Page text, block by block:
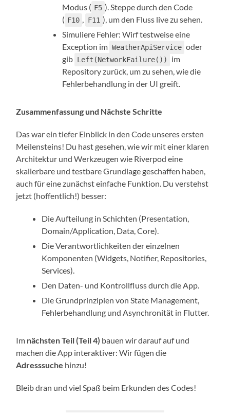
Modus ( F5 ). Steppe durch den Code
( F10 F11 ), um den Fluss live zu sehen.
Simuliere Fehler: Wirf testweise eine
Exception im WeatherApiService oder
gib Left(NetworkFailure())
im
Repository zurück, um zu sehen, wie die
Fehlerbehandlung in der UI greift.
Zusammenfassung und Nächste Schritte
Das war ein tiefer Einblick in den Code unseres ersten
Meilensteins! Du hast gesehen, wie wir mit einer klaren
Architektur und Werkzeugen wie Riverpod eine
skalierbare und testbare Grundlage geschaffen haben,
auch für eine zunächst einfache Funktion. Du verstehst
jetzt (hoffentlich!) besser:
Die Aufteilung in Schichten (Presentation,
Domain/Application, Data, Core).
Die Verantwortlichkeiten der einzelnen
Komponenten (Widgets, Notifier, Repositories,
Services).
Den Daten- und Kontrollfluss durch die App.
Die Grundprinzipien von State Management,
Fehlerbehandlung und Asynchronität in Flutter.
Im nächsten Teil (Teil 4) bauen wir darauf auf und
machen die App interaktiver: Wir fügen die
Adresssuche hinzu!
Bleib dran und viel Spaß beim Erkunden des Codes!